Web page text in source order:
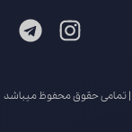
| تمامی حقوق محفوظ میباشد